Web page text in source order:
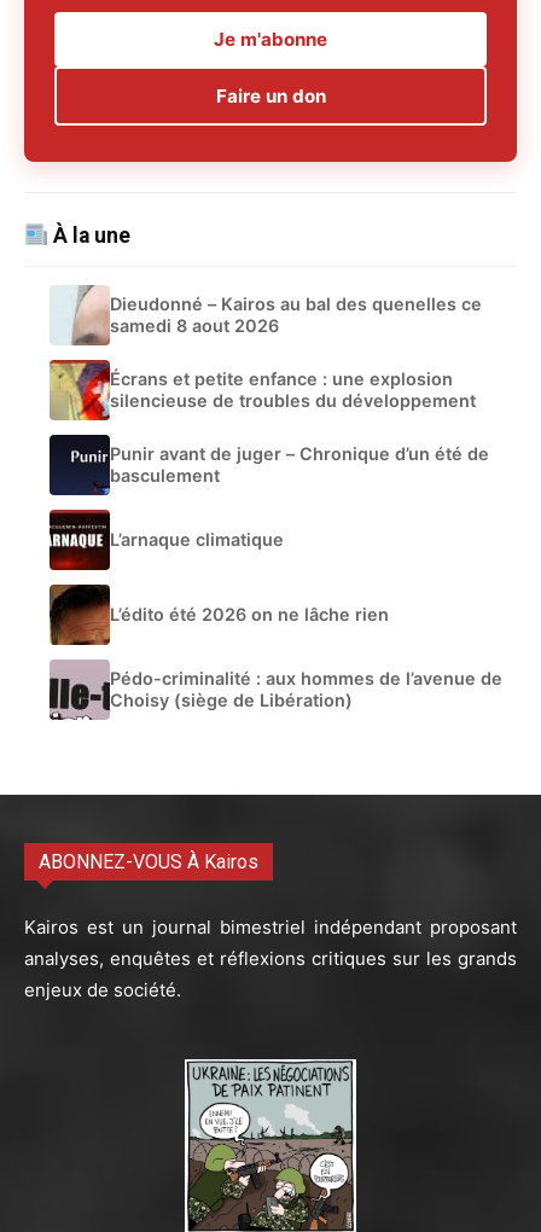
Je m'abonne
Faire un don
À la une
Dieudonné – Kairos au bal des quenelles ce
samedi 8 aout 2026
Écrans et petite enfance : une explosion
silencieuse de troubles du développement
Punir avant de juger – Chronique d’un été de
basculement
L’arnaque climatique
L’édito été 2026 on ne lâche rien
Pédo-criminalité : aux hommes de l’avenue de
Choisy (siège de Libération)
ABONNEZ-VOUS À Kairos
Kairos est un journal bimestriel indépendant proposant
analyses, enquêtes et réflexions critiques sur les grands
enjeux de société.